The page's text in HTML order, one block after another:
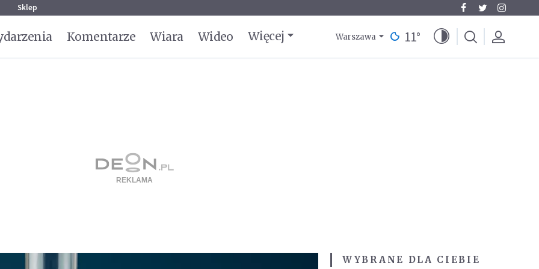
Sklep
Komentarze Wiara Wideo Więcej Warszawa 11°
WYBRANE DLA CIEBIE